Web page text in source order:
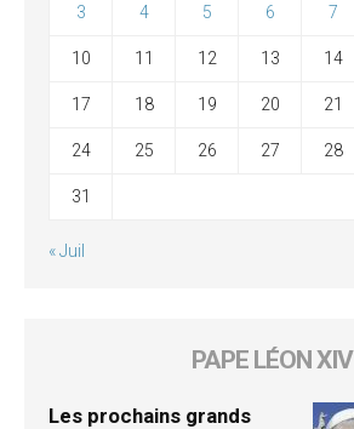
3 4 5 6 7
10 11 12 13 14
17 18 19 20 21
24 25 26 27 28
31
« Juil
PAPE LÉON XIV
Les prochains grands